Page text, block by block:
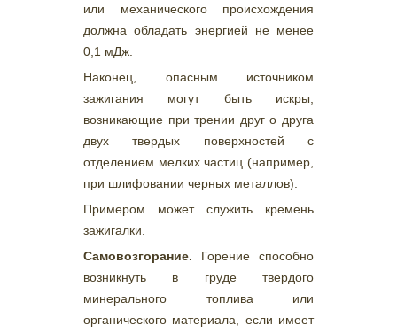
или механического происхождения
должна обладать энергией не менее
0,1 мДж.
Наконец, опасным источником
зажигания могут быть искры,
возникающие при трении друг о друга
двух твердых поверхностей с
отделением мелких частиц (например,
при шлифовании черных металлов).
Примером может служить кремень
зажигалки.
Самовозгорание. Горение способно
возникнуть в груде твердого
минерального топлива или
органического материала, если имеет